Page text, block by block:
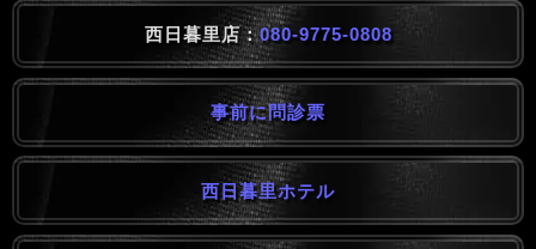
西日暮里店：080-9775-0808
事前に問診票
西日暮里ホテル